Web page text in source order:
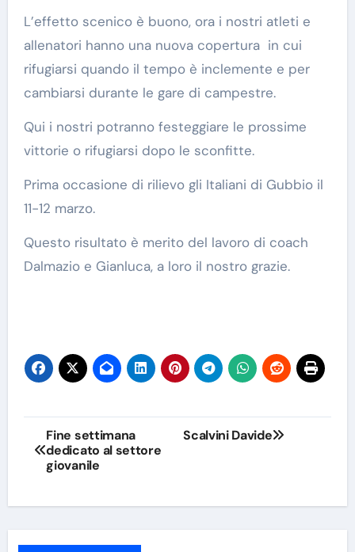
L’effetto scenico è buono, ora i nostri atleti e
allenatori hanno una nuova copertura in cui
rifugiarsi quando il tempo è inclemente e per
cambiarsi durante le gare di campestre.
Qui i nostri potranno festeggiare le prossime
vittorie o rifugiarsi dopo le sconfitte.
Prima occasione di rilievo gli Italiani di Gubbio il
11-12 marzo.
Questo risultato è merito del lavoro di coach
Dalmazio e Gianluca, a loro il nostro grazie.
Navigazione
articoli
Fine settimana
dedicato al settore
giovanile
Scalvini Davide